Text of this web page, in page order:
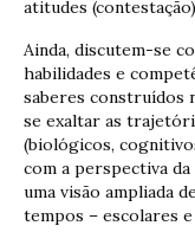
atitudes
Ainda, discutem-se
habilidades e
saberes construídos
se exaltar as
(biológicos,
com a perspectiva
uma visão ampliada
tempos – escolares